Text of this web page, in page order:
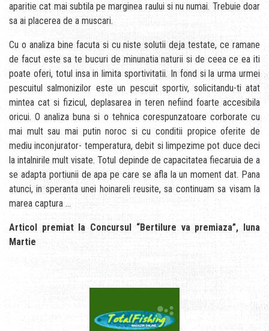
aparitie cat mai subtila pe marginea raului si nu numai. Trebuie doar
sa ai placerea de a muscari.
Cu o analiza bine facuta si cu niste solutii deja testate, ce ramane
de facut este sa te bucuri de minunatia naturii si de ceea ce ea iti
poate oferi, totul insa in limita sportivitatii. In fond si la urma urmei
pescuitul salmonizilor este un pescuit sportiv, solicitandu-ti atat
mintea cat si fizicul, deplasarea in teren nefiind foarte accesibila
oricui. O analiza buna si o tehnica corespunzatoare corborate cu
mai mult sau mai putin noroc si cu conditii propice oferite de
mediu inconjurator- temperatura, debit si limpezime pot duce deci
la intalnirile mult visate. Totul depinde de capacitatea fiecaruia de a
se adapta portiunii de apa pe care se afla la un moment dat. Pana
atunci, in speranta unei hoinareli reusite, sa continuam sa visam la
marea captura …
Articol premiat la Concursul “Bertilure va premiaza”, luna
Martie